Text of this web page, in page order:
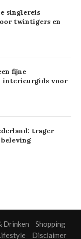
singlereis
twintigers en
fijne
interieurgids voor
trager
Drinken
Shopping
Disclaimer